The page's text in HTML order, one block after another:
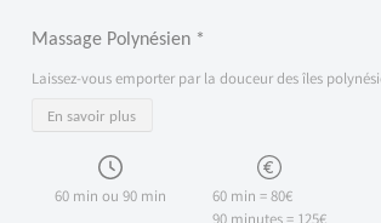
Massage Polynésien *
Laissez-vous emporter par la douceur des îles
En savoir plus
60 min ou 90 min
60 min = 80€